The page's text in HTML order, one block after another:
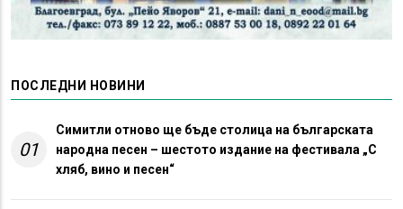
ПОСЛЕДНИ НОВИНИ
01
Симитли отново ще бъде столица на българската
народна песен – шестото издание на фестивала „С
хляб, вино и песен“